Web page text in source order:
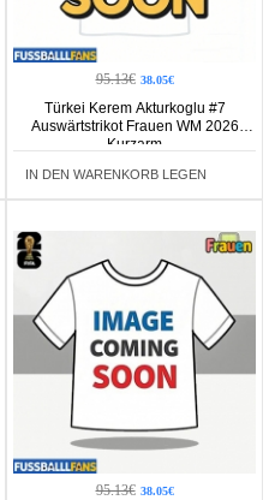
95.13€ 38.05€
Türkei Kerem Akturkoglu #7
Auswärtstrikot Frauen WM 2026
Kurzarm
IN DEN WARENKORB LEGEN
95.13€ 38.05€